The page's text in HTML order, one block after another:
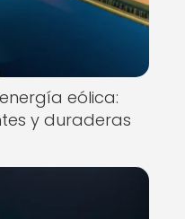
eólica:
y duraderas